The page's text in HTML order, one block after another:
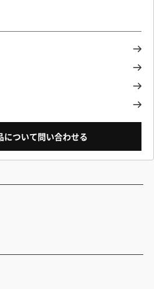
について問い合わせる